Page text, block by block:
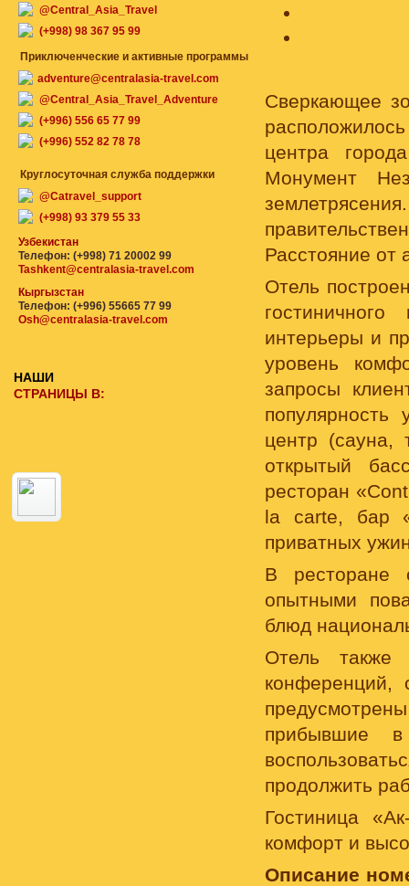
Сверкающее
центра
Монумент
Расстояние от
Отель
интерьеры и
уровень
запросы
центр (сауна,
открытый
ресторан
la carte, бар
приватных
В ресторане
опытными
блюд
Отель также
конференций,
прибывшие
продолжить
Гостиница
комфорт и
Описание
@Central_Asia_Travel
(+998) 98 367 95 99
Приключенческие и активные программы
adventure@centralasia-travel.com
@Central_Asia_Travel_Adventure
(+996) 556 65 77 99
(+996) 552 82 78 78
Круглосуточная служба поддержки
@Catravel_support
(+998) 93 379 55 33
Узбекистан
Телефон: (+998) 71 20002 99
Tashkent@centralasia-travel.com
Кыргызстан
Телефон: (+996) 55665 77 99
Osh@centralasia-travel.com
НАШИ
СТРАНИЦЫ В: